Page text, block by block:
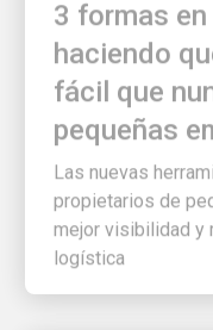
haciendo
fácil que
pequeñas
Las nuevas
propietarios de
mejor visibilidad y
logística